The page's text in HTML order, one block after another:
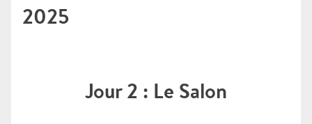
2025
Jour 2 : Le Salon